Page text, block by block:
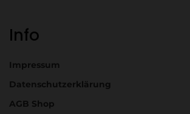
Info
Impressum
Datenschutzerklärung
AGB Shop